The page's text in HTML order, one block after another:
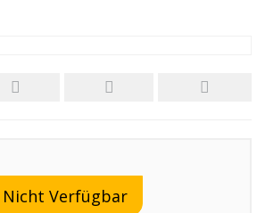
Nicht Verfügbar